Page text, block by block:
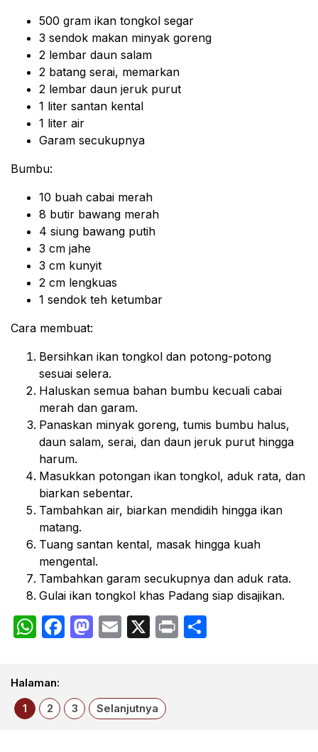
500 gram ikan tongkol segar
3 sendok makan minyak goreng
2 lembar daun salam
2 batang serai, memarkan
2 lembar daun jeruk purut
1 liter santan kental
1 liter air
Garam secukupnya
Bumbu:
10 buah cabai merah
8 butir bawang merah
4 siung bawang putih
3 cm jahe
3 cm kunyit
2 cm lengkuas
1 sendok teh ketumbar
Cara membuat:
Bersihkan ikan tongkol dan potong-potong
sesuai selera.
Haluskan semua bahan bumbu kecuali cabai
merah dan garam.
Panaskan minyak goreng, tumis bumbu halus,
daun salam, serai, dan daun jeruk purut hingga
harum.
Masukkan potongan ikan tongkol, aduk rata, dan
biarkan sebentar.
Tambahkan air, biarkan mendidih hingga ikan
matang.
Tuang santan kental, masak hingga kuah
mengental.
Tambahkan garam secukupnya dan aduk rata.
Gulai ikan tongkol khas Padang siap disajikan.
WhatsApp
Facebook
Mastodon
Email
X Print
Halaman:
1
2 3 Selanjutnya